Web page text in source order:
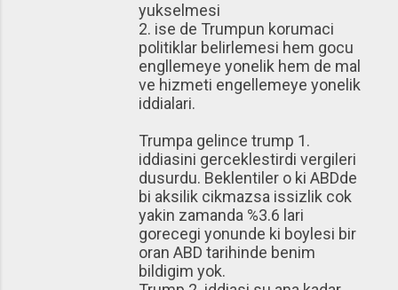
yukselmesi
2. ise de Trumpun korumaci
politiklar belirlemesi hem gocu
engllemeye yonelik hem de mal
ve hizmeti engellemeye yonelik
iddialari.
Trumpa gelince trump 1.
iddiasini gerceklestirdi vergileri
dusurdu. Beklentiler o ki ABDde
bi aksilik cikmazsa issizlik cok
yakin zamanda %3.6 lari
gorecegi yonunde ki boylesi bir
oran ABD tarihinde benim
bildigim yok.